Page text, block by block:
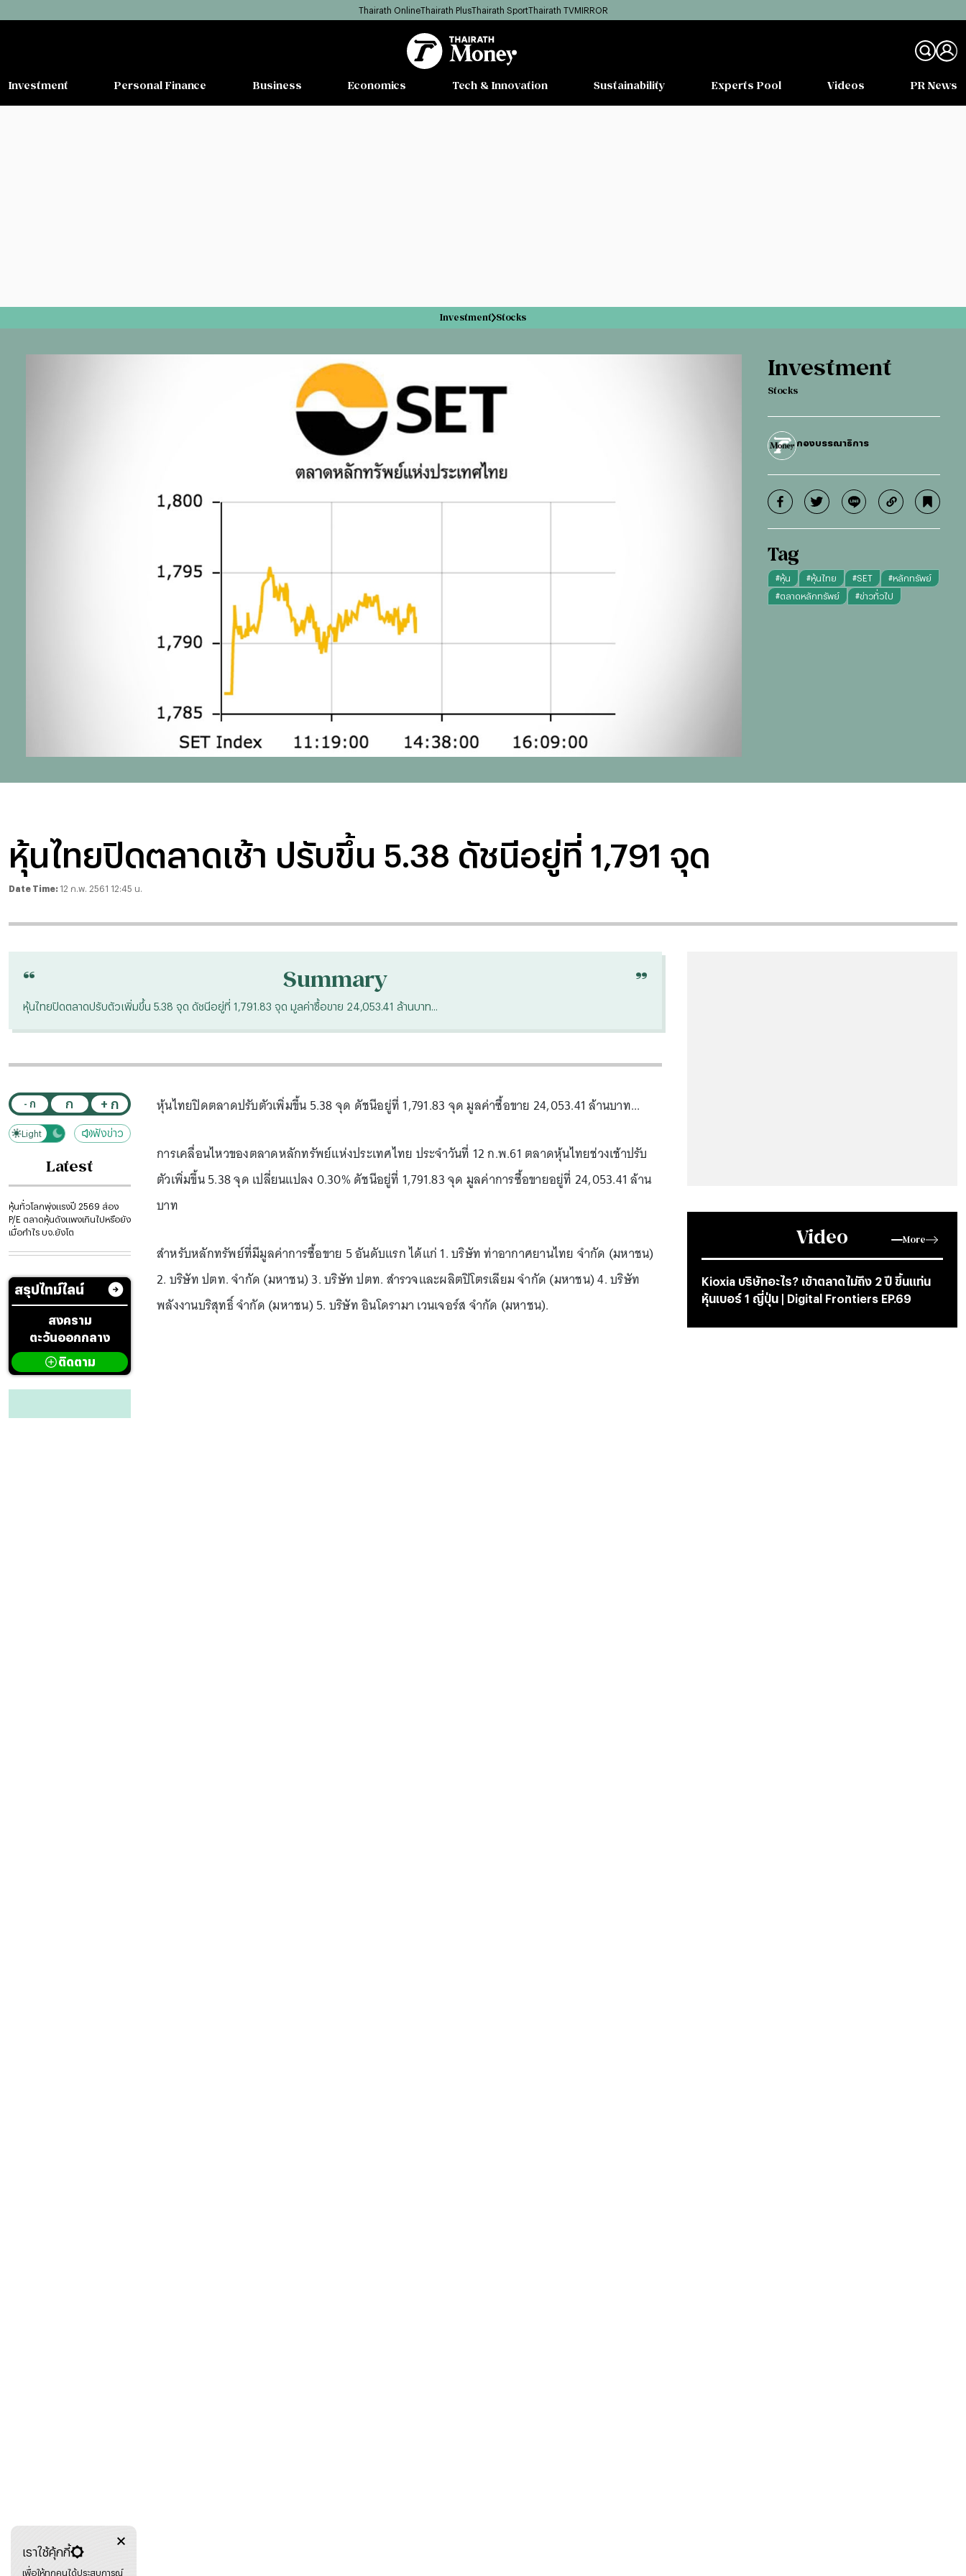
Thairath OnlineThairath PlusThairath SportThairath TVMIRROR
Investment Personal Finance Business Economics Tech & Innovation Sustainability Experts Pool Videos PR News
Investment Stocks
Investment
Stocks
กองบรรณาธิการ
Tag
#หุ้น #หุ้นไทย #SET #หลักทรัพย์
#ตลาดหลักทรัพย์ #ข่าวทั่วไป
หุ้นไทยปิดตลาดเช้า ปรับขึ้น 5.38 ดัชนีอยู่ที่ 1,791 จุด
Date Time: 12 ก.พ. 2561 12:45 น.
Video More
Kioxia บริษัทอะไร? เข้าตลาดไม่ถึง 2 ปี ขึ้นแท่น
หุ้นเบอร์ 1 ญี่ปุ่น | Digital Frontiers EP.69
“ Summary “
หุ้นไทยปิดตลาดปรับตัวเพิ่มขึ้น 5.38 จุด ดัชนีอยู่ที่ 1,791.83 จุด มูลค่าซื้อขาย 24,053.41 ล้านบาท...
- ก ก + ก
Dark
Light ฟังข่าว
Latest
หุ้นทั่วโลกพุ่งแรงปี 2569 ส่อง
P/E ตลาดหุ้นดังแพงเกินไปหรือยัง
เมื่อกำไร บจ.ยังโต
สรุปไทม์ไลน์
สงคราม
ตะวันออกกลาง
ติดตาม
หุ้นไทยปิดตลาดปรับตัวเพิ่มขึ้น 5.38 จุด ดัชนีอยู่ที่ 1,791.83 จุด มูลค่าซื้อขาย 24,053.41 ล้านบาท...
การเคลื่อนไหวของตลาดหลักทรัพย์แห่งประเทศไทย ประจำวันที่ 12 ก.พ.61 ตลาดหุ้นไทยช่วงเช้าปรับ
ตัวเพิ่มขึ้น 5.38 จุด เปลี่ยนแปลง 0.30% ดัชนีอยู่ที่ 1,791.83 จุด มูลค่าการซื้อขายอยู่ที่ 24,053.41 ล้าน
บาท
สำหรับหลักทรัพย์ที่มีมูลค่าการซื้อขาย 5 อันดับแรก ได้แก่ 1. บริษัท ท่าอากาศยานไทย จำกัด (มหาชน)
2. บริษัท ปตท. จำกัด (มหาชน) 3. บริษัท ปตท. สำรวจและผลิตปิโตรเลียม จำกัด (มหาชน) 4. บริษัท
พลังงานบริสุทธิ์ จำกัด (มหาชน) 5. บริษัท อินโดรามา เวนเจอร์ส จำกัด (มหาชน).
เราใช้คุ้กกี้
เพื่อให้ทุกคนได้ประสบการณ์